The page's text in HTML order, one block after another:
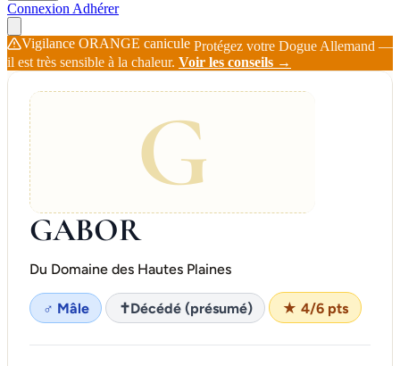
Connexion Adhérer
Vigilance ORANGE canicule Protégez votre Dogue Allemand —
il est très sensible à la chaleur. Voir les conseils →
G
GABOR
Du Domaine des Hautes Plaines
♂ Mâle ✝Décédé (présumé) ★ 4/6 pts